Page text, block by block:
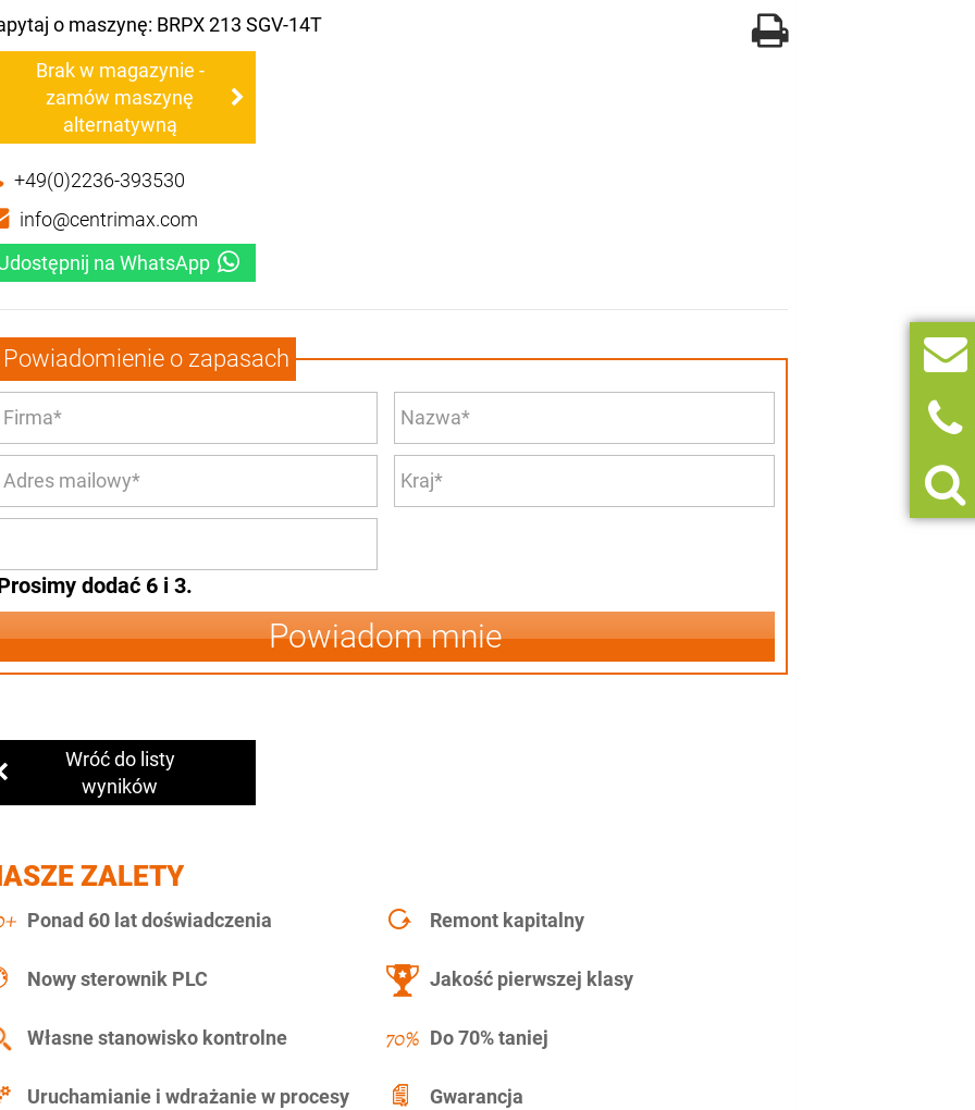
o maszynę: BRPX 213 SGV-14T
Brak w magazynie -
zamów maszynę
alternatywną
+49(0)2236-393530
info@centrimax.com
na WhatsApp
Powiadomienie o zapasach
dodać 6 i 3.
Powiadom mnie
Wróć do listy
wyników
ZALETY
Ponad 60 lat doświadczenia Remont kapitalny
Nowy sterownik PLC Jakość pierwszej klasy
Własne stanowisko kontrolne Do 70% taniej
Uruchamianie i wdrażanie w procesy Gwarancja